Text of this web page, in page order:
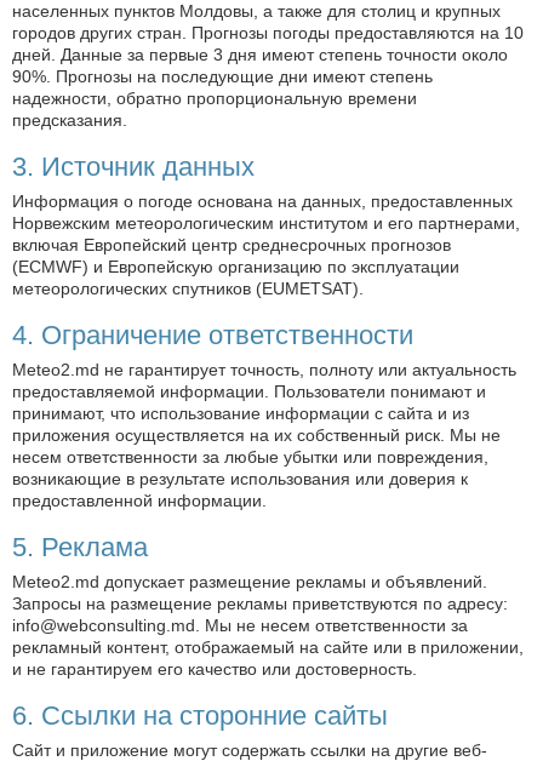
населенных пунктов Молдовы, а также для столиц и крупных
городов других стран. Прогнозы погоды предоставляются на 10
дней. Данные за первые 3 дня имеют степень точности около
90%. Прогнозы на последующие дни имеют степень
надежности, обратно пропорциональную времени
предсказания.
3. Источник данных
Информация о погоде основана на данных, предоставленных
Норвежским метеорологическим институтом и его партнерами,
включая Европейский центр среднесрочных прогнозов
(ECMWF) и Европейскую организацию по эксплуатации
метеорологических спутников (EUMETSAT).
4. Ограничение ответственности
Meteo2.md не гарантирует точность, полноту или актуальность
предоставляемой информации. Пользователи понимают и
принимают, что использование информации с сайта и из
приложения осуществляется на их собственный риск. Мы не
несем ответственности за любые убытки или повреждения,
возникающие в результате использования или доверия к
предоставленной информации.
5. Реклама
Meteo2.md допускает размещение рекламы и объявлений.
Запросы на размещение рекламы приветствуются по адресу:
info@webconsulting.md . Мы не несем ответственности за
рекламный контент, отображаемый на сайте или в приложении,
и не гарантируем его качество или достоверность.
6. Ссылки на сторонние сайты
Сайт и приложение могут содержать ссылки на другие веб-